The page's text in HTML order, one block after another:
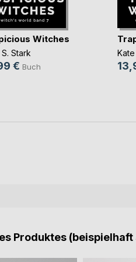
Witches
Stark
€ Buch
Produktes